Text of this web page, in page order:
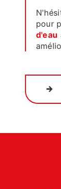
pour
d'eau